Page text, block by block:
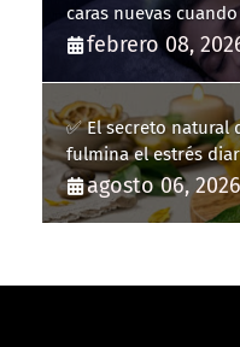
caras nuevas
febrero 08,
✅ El secreto natural
fulmina el estrés
agosto 06, 2026